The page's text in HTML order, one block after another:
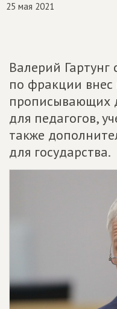
25 мая 2021
Валерий Гартунг
по фракции внес
прописывающих
для педагогов,
также
для государства.